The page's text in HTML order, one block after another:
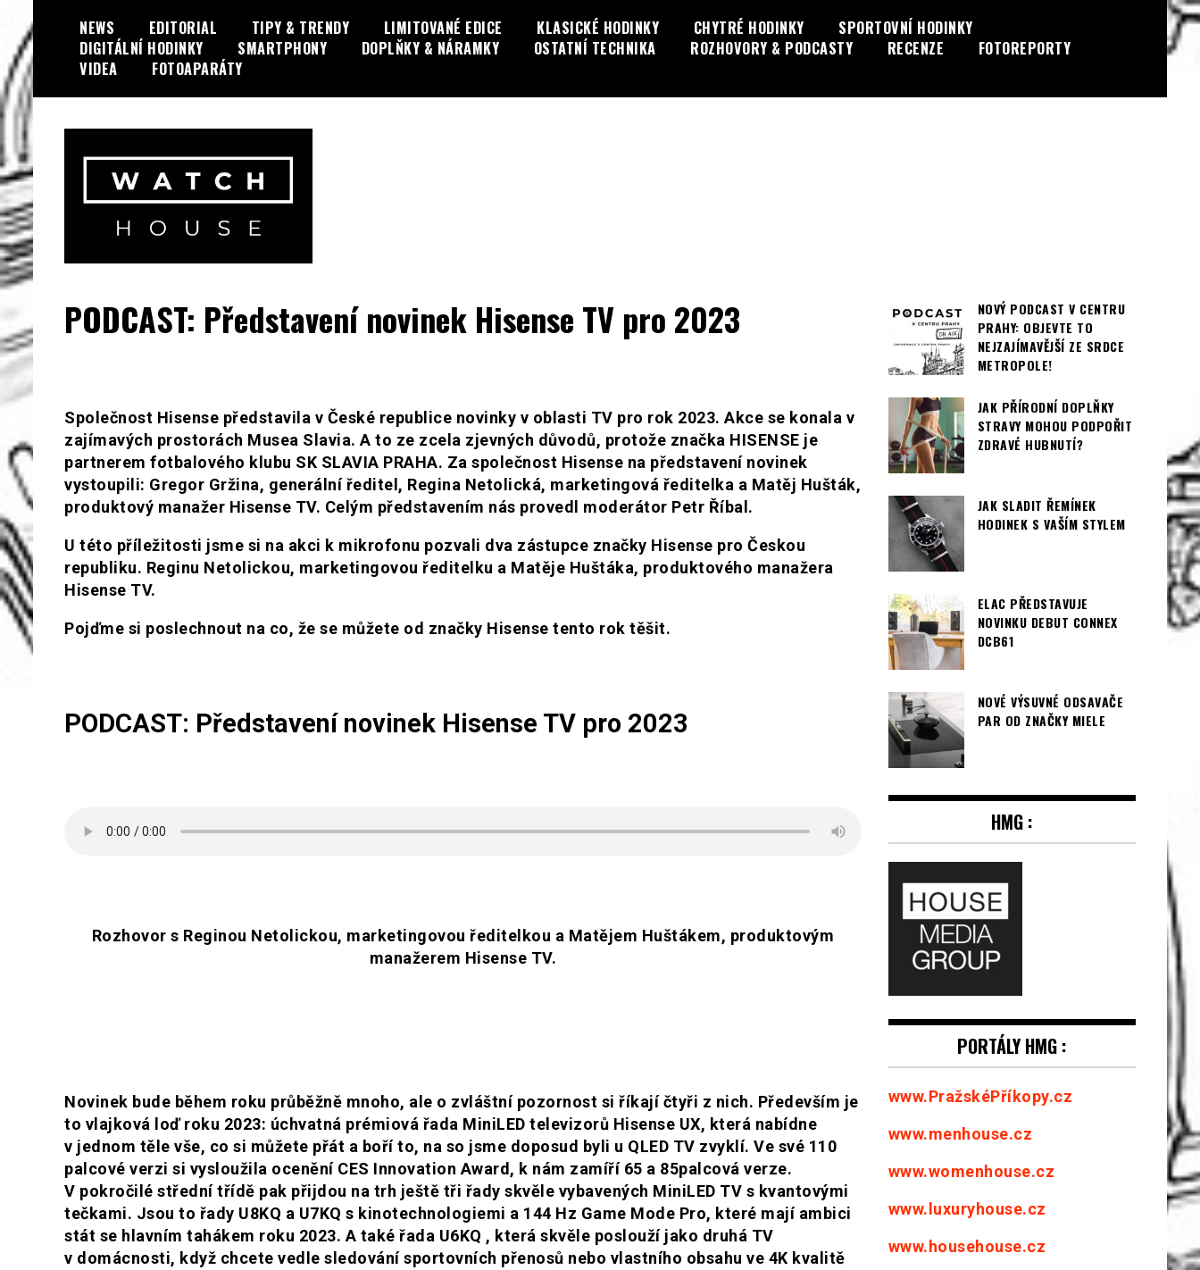
to
content
NEWS EDITORIAL TIPY & TRENDY LIMITOVANÉ EDICE KLASICKÉ HODINKY CHYTRÉ HODINKY
SPORTOVNÍ HODINKY
DIGITÁLNÍ HODINKY
SMARTPHONY DOPLŇKY & NÁRAMKY OSTATNÍ TECHNIKA ROZHOVORY & PODCASTY RECENZE
FOTOREPORTY
VIDEA
FOTOAPARÁTY
WatchHouse.cz
PODCAST: Představení novinek Hisense TV pro 2023
Společnost Hisense představila v České republice novinky v oblasti TV pro rok 2023. Akce se konala v
zajímavých prostorách Musea Slavia. A to ze zcela zjevných důvodů, protože značka HISENSE je
partnerem fotbalového klubu SK SLAVIA PRAHA. Za společnost Hisense na představení novinek
vystoupili: Gregor Gržina, generální ředitel, Regina Netolická, marketingová ředitelka a Matěj Hušták,
produktový manažer Hisense TV. Celým představením nás provedl moderátor Petr Říbal.
U této příležitosti jsme si na akci k mikrofonu pozvali dva zástupce značky Hisense pro Českou
republiku. Reginu Netolickou, marketingovou ředitelku a Matěje Huštáka, produktového manažera
Hisense TV.
Pojďme si poslechnout na co, že se můžete od značky Hisense tento rok těšit.
PODCAST: Představení novinek Hisense TV pro 2023
Rozhovor s Reginou Netolickou, marketingovou ředitelkou a Matějem Huštákem, produktovým
manažerem Hisense TV.
Novinek bude během roku průběžně mnoho, ale o zvláštní pozornost si říkají čtyři z nich. Především je
to vlajková loď roku 2023: úchvatná prémiová řada MiniLED televizorů Hisense UX, která nabídne
v jednom těle vše, co si můžete přát a boří to, na so jsme doposud byli u QLED TV zvyklí. Ve své 110
palcové verzi si vysloužila ocenění CES Innovation Award, k nám zamíří 65 a 85palcová verze.
V pokročilé střední třídě pak přijdou na trh ještě tři řady skvěle vybavených MiniLED TV s kvantovými
tečkami. Jsou to řady U8KQ a U7KQ s kinotechnologiemi a 144 Hz Game Mode Pro, které mají ambici
stát se hlavním tahákem roku 2023. A také řada U6KQ , která skvěle poslouží jako druhá TV
v domácnosti, když chcete vedle sledování sportovních přenosů nebo vlastního obsahu ve 4K kvalitě
NOVÝ PODCAST V CENTRU
PRAHY: OBJEVTE TO
NEJZAJÍMAVĚJŠÍ ZE SRDCE
METROPOLE!
JAK PŘÍRODNÍ DOPLŇKY
STRAVY MOHOU PODPOŘIT
ZDRAVÉ HUBNUTÍ?
JAK SLADIT ŘEMÍNEK
HODINEK S VAŠÍM STYLEM
ELAC PŘEDSTAVUJE
NOVINKU DEBUT CONNEX
DCB61
NOVÉ VÝSUVNÉ ODSAVAČE
PAR OD ZNAČKY MIELE
HMG :
PORTÁLY HMG :
www.PražskéPříkopy.cz
www.menhouse.cz
www.womenhouse.cz
www.luxuryhouse.cz
www.househouse.cz